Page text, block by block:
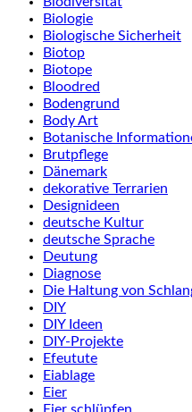
Biologie
Biologische Sicherheit
Biotop
Biotope
Bloodred
Bodengrund
Body Art
Botanische
Brutpflege
Dänemark
dekorative Terrarien
Designideen
deutsche Kultur
deutsche Sprache
Deutung
Diagnose
Die Haltung von
DIY
DIY Ideen
DIY-Projekte
Efeutute
Eiablage
Eier